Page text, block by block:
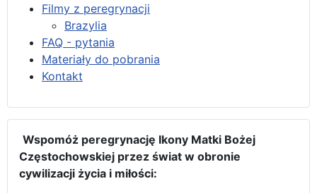
Filmy z peregrynacji
Brazylia
FAQ - pytania
Materiały do pobrania
Kontakt
Wspomóż peregrynację Ikony Matki Bożej
Częstochowskiej przez świat w obronie
cywilizacji życia i miłości: